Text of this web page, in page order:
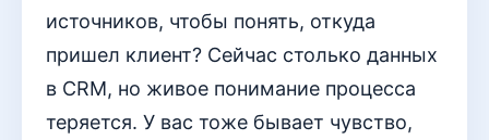
источников, чтобы понять, откуда
пришел клиент? Сейчас столько данных
в CRM, но живое понимание процесса
теряется. У вас тоже бывает чувство,